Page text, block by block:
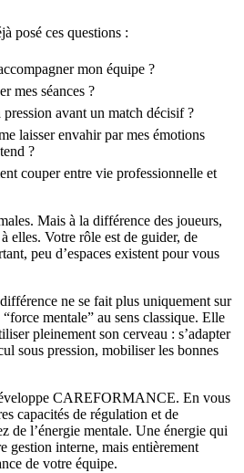
posé ces questions :
mon équipe ?
mes séances ?
avant un match décisif ?
laisser envahir par mes émotions
?
couper entre vie professionnelle et
Mais à la différence des joueurs,
elles. Votre rôle est de guider, de
peu d’espaces existent pour vous
ne se fait plus uniquement sur
mentale” au sens classique. Elle
pleinement son cerveau : s’adapter
sous pression, mobiliser les bonnes
CAREFORMANCE. En vous
capacités de régulation et de
de l’énergie mentale. Une énergie qui
gestion interne, mais entièrement
de votre équipe.